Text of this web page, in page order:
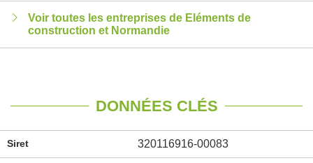
Voir toutes les entreprises de Eléments de
construction et Normandie
DONNÉES CLÉS
Siret 320116916-00083